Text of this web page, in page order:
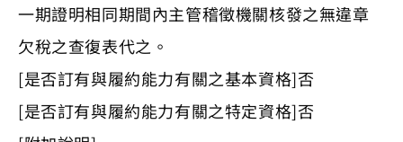
一期證明相同期間內主管稽徵機關核發之無違章
欠稅之查復表代之。
[是否訂有與履約能力有關之基本資格]否
[是否訂有與履約能力有關之特定資格]否